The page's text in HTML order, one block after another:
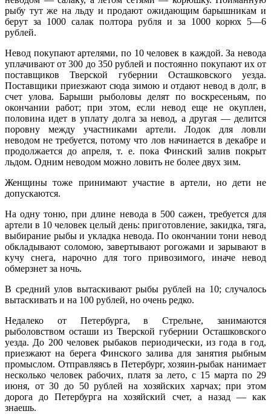
рыбу тут же на льду и продают ожидающим барышникам и
берут за 1000 салак полтора рубля и за 1000 корюх 5—6
рублей.
Невод покупают артелями, по 10 человек в каждой. За невода
уплачивают от 300 до 350 рублей и постоянно покупают их от
поставщиков Тверской губернии Осташковского уезда.
Поставщики приезжают сюда зимою и отдают невод в долг, в
счет улова. Барыши рыболовы делят по воскресеньям, по
окончании работ; при этом, если невод еще не окуплен,
половина идет в уплату долга за невод, а другая — делится
поровну между участниками артели. Лодок для ловли
неводом не требуется, потому что лов начинается в декабре и
продолжается до апреля, т. е. пока Финский залив покрыт
льдом. Одним неводом можно ловить не более двух зим.
Женщины тоже принимают участие в артели, но дети не
допускаются.
На одну тоню, при длине невода в 500 сажен, требуется для
артели в 10 человек целый день: приготовление, закидка, тяга,
выбирание рыбы и укладка невода. По окончании тони невод
обкладывают соломою, завертывают рогожами и зарывают в
кучу снега, нарочно для того привозимого, иначе невод
обмерзнет за ночь.
В средний улов вытаскивают рыбы рублей на 10; случалось
вытаскивать и на 100 рублей, но очень редко.
Недалеко от Петербурга, в Стрельне, занимаются
рыболовством осташи из Тверской губернии Осташковского
уезда. До 200 человек рыбаков периодически, из года в год,
приезжают на берега Финского залива для занятия рыбным
промыслом. Отправляясь в Петербург, хозяин-рыбак нанимает
несколько человек рабочих, платя за лето, с 15 марта по 29
июня, от 30 до 50 рублей на хозяйских харчах; при этом
дорога до Петербурга на хозяйский счет, а назад — как
знаешь.